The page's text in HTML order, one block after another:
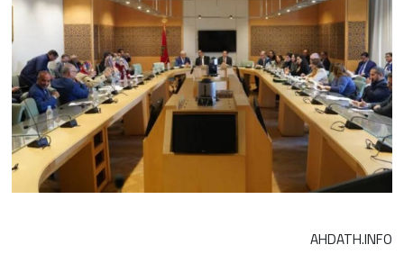
AHDATH.INFO